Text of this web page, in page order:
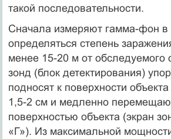
такой последовательности.
Сначала измеряют гамма-фон в
определяться степень
менее 15-20 м от обследуемого
зонд (блок детектирования)
подносят к поверхности
1,5-2 см и медленно
поверхностью объекта (экран
«Г»). Из максимальной